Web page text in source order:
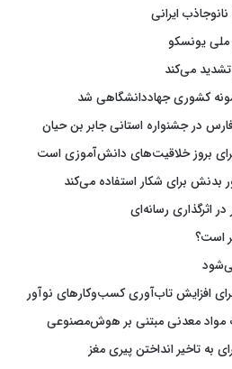
ایرانی
یونسکو
کشوری جهاددانشگاهی شد
بروز خلاقیت‌های دانش‌آموزی است
بدنش برای شکار استفاده می‌کند
اثرگذاری رسانه‌ای
است؟
افزایش تاب‌آوری کسب‌وکارهای نوآور
مواد معدنی مبتنی بر هوش‌مصنوعی
به تاخیر انداختن پیری مغز